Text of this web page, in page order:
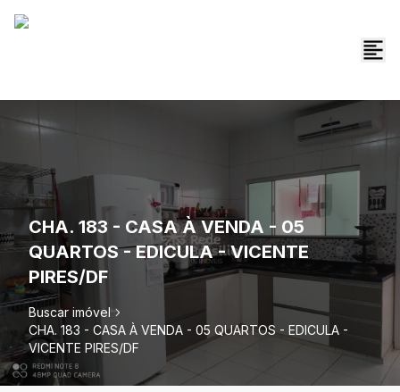
CHA. 183 - CASA À VENDA - 05
QUARTOS - EDICULA - VICENTE
PIRES/DF
Buscar imóvel
CHA. 183 - CASA À VENDA - 05 QUARTOS - EDICULA -
VICENTE PIRES/DF